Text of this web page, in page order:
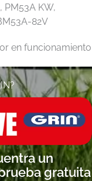
PM53A KW,
82V
en funcionamiento
un
gratuita